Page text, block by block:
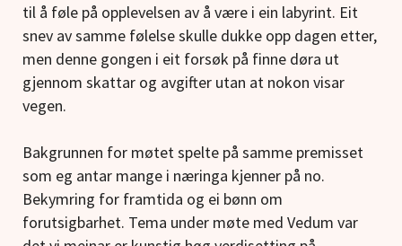
til å føle på opplevelsen av å være i ein labyrint. Eit
snev av samme følelse skulle dukke opp dagen etter,
men denne gongen i eit forsøk på finne døra ut
gjennom skattar og avgifter utan at nokon visar
vegen.
Bakgrunnen for møtet spelte på samme premisset
som eg antar mange i næringa kjenner på no.
Bekymring for framtida og ei bønn om
forutsigbarhet. Tema under møte med Vedum var